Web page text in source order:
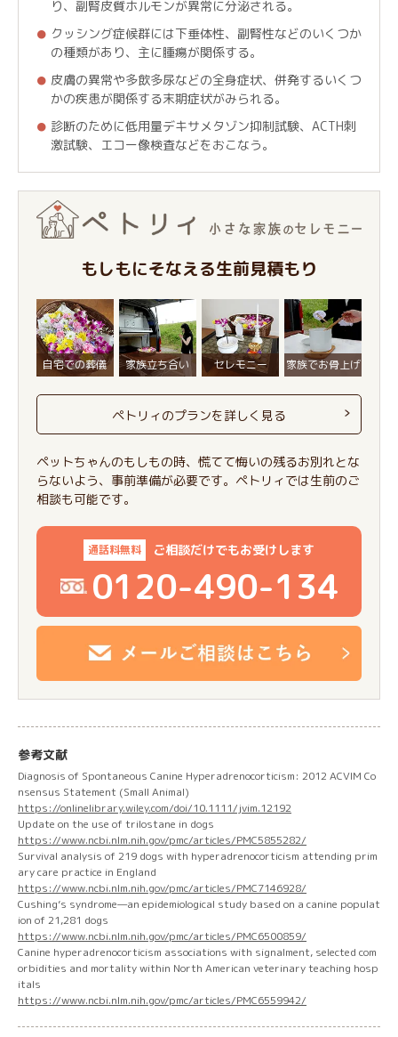
り、副腎皮質ホルモンが異常に分泌される。
クッシング症候群には下垂体性、副腎性などのいくつか
の種類があり、主に腫瘍が関係する。
皮膚の異常や多飲多尿などの全身症状、併発するいくつ
かの疾患が関係する末期症状がみられる。
診断のために低用量デキサメタゾン抑制試験、ACTH刺
激試験、エコー像検査などをおこなう。
もしもにそなえる生前見積もり
ペットちゃんのもしもの時、慌てて悔いの残るお別れとな
らないよう、事前準備が必要です。ペトリィでは生前のご
相談も可能です。
ペトリィのプランを詳しく見る
自宅での葬儀 家族立ち合い セレモニー 家族でお骨上げ
通話料無料 ご相談だけでもお受けします
0120-490-134
参考文献
Diagnosis of Spontaneous Canine Hyperadrenocorticism: 2012 ACVIM Co
nsensus Statement (Small Animal)
https://onlinelibrary.wiley.com/doi/10.1111/jvim.12192
Update on the use of trilostane in dogs
https://www.ncbi.nlm.nih.gov/pmc/articles/PMC5855282/
Survival analysis of 219 dogs with hyperadrenocorticism attending prim
ary care practice in England
https://www.ncbi.nlm.nih.gov/pmc/articles/PMC7146928/
Cushing’s syndrome—an epidemiological study based on a canine populat
ion of 21,281 dogs
https://www.ncbi.nlm.nih.gov/pmc/articles/PMC6500859/
Canine hyperadrenocorticism associations with signalment, selected com
orbidities and mortality within North American veterinary teaching hosp
itals
https://www.ncbi.nlm.nih.gov/pmc/articles/PMC6559942/